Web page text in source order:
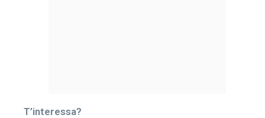
T’interessa?